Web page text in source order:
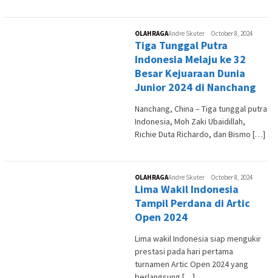
OLAHRAGAAndre Skuter October 8, 2024
Tiga Tunggal Putra
Indonesia Melaju ke 32
Besar Kejuaraan Dunia
Junior 2024 di Nanchang
Nanchang, China – Tiga tunggal putra
Indonesia, Moh Zaki Ubaidillah,
Richie Duta Richardo, dan Bismo […]
OLAHRAGAAndre Skuter October 8, 2024
Lima Wakil Indonesia
Tampil Perdana di Artic
Open 2024
Lima wakil Indonesia siap mengukir
prestasi pada hari pertama
turnamen Artic Open 2024 yang